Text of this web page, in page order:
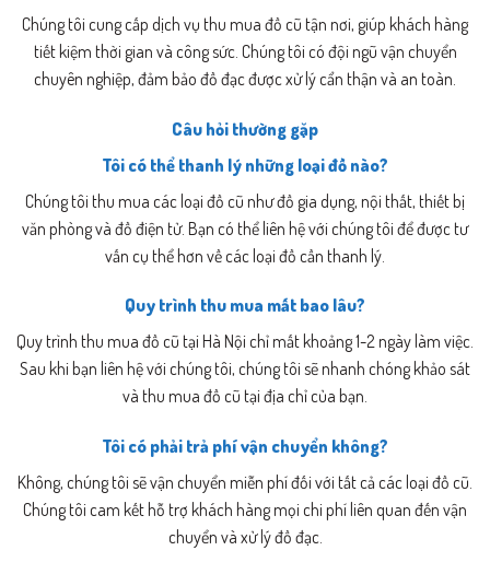
Chúng tôi cung cấp dịch vụ thu mua đồ cũ tận nơi, giúp khách hàng
tiết kiệm thời gian và công sức. Chúng tôi có đội ngũ vận chuyển
chuyên nghiệp, đảm bảo đồ đạc được xử lý cẩn thận và an toàn.
Câu hỏi thường gặp
Tôi có thể thanh lý những loại đồ nào?
Chúng tôi thu mua các loại đồ cũ như đồ gia dụng, nội thất, thiết bị
văn phòng và đồ điện tử. Bạn có thể liên hệ với chúng tôi để được tư
vấn cụ thể hơn về các loại đồ cần thanh lý.
Quy trình thu mua mất bao lâu?
Quy trình thu mua đồ cũ tại Hà Nội chỉ mất khoảng 1-2 ngày làm việc.
Sau khi bạn liên hệ với chúng tôi, chúng tôi sẽ nhanh chóng khảo sát
và thu mua đồ cũ tại địa chỉ của bạn.
Tôi có phải trả phí vận chuyển không?
Không, chúng tôi sẽ vận chuyển miễn phí đối với tất cả các loại đồ cũ.
Chúng tôi cam kết hỗ trợ khách hàng mọi chi phí liên quan đến vận
chuyển và xử lý đồ đạc.